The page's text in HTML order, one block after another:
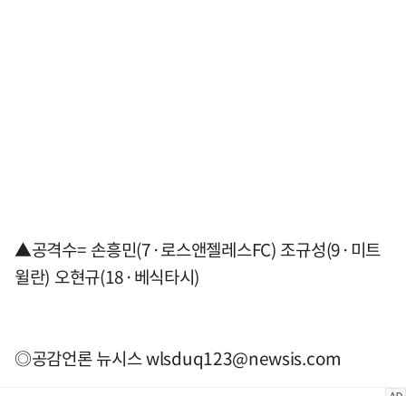
▲공격수= 손흥민(7·로스앤젤레스FC) 조규성(9·미트
윌란) 오현규(18·베식타시)
◎공감언론 뉴시스wlsduq123@newsis.com